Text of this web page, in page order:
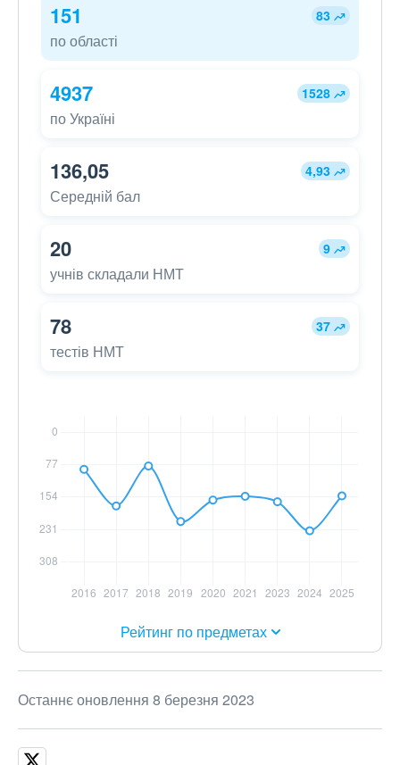
151 83
по області
4937 1528
по Україні
136,05 4,93
Середній бал
20 9
учнів складали НМТ
78 37
тестів НМТ
Рейтинг по предметах
Останнє оновлення 8 березня 2023